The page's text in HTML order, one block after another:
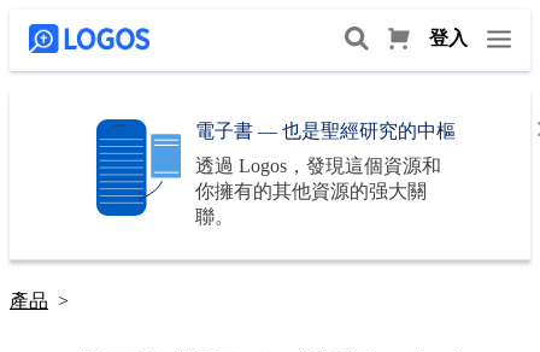
登入
電子書 — 也是聖經研究的中樞
透過 Logos ，發現這個資源和
你擁有的其他資源的强大關
聯。
產品 >